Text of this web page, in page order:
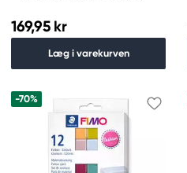
169,95 kr
Læg i varekurven
-70%